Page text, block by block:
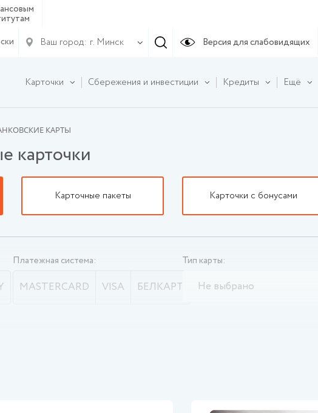
Ваш город: г. Минск Версия для слабовидящих
Карточки Сбережения и инвестиции Кредиты Ещё
КАРТЫ
карточки
Карточные пакеты Карточки с бонусами
Платежная система:
MASTERCARD VISA БЕЛКАРТ
Тип карты:
Не выбрано